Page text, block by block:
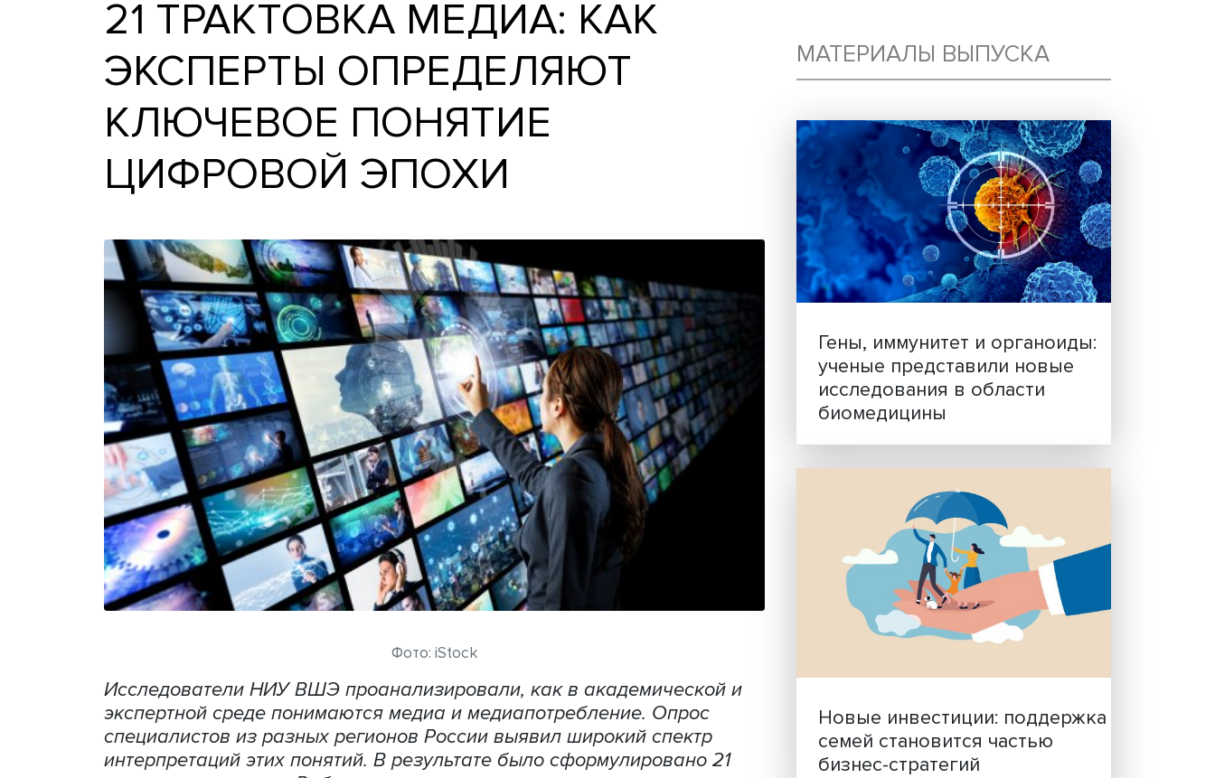
21 ТРАКТОВКА МЕДИА: КАК
ЭКСПЕРТЫ ОПРЕДЕЛЯЮТ
КЛЮЧЕВОЕ ПОНЯТИЕ
ЦИФРОВОЙ ЭПОХИ
МАТЕРИАЛЫ ВЫПУСКА
ученые представили
исследования в области
биомедицины